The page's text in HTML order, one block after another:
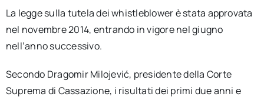
La legge sulla tutela dei whistleblower è stata approvata
nel novembre 2014, entrando in vigore nel giugno
nell’anno successivo.
Secondo Dragomir Milojević, presidente della Corte
Suprema di Cassazione, i risultati dei primi due anni e